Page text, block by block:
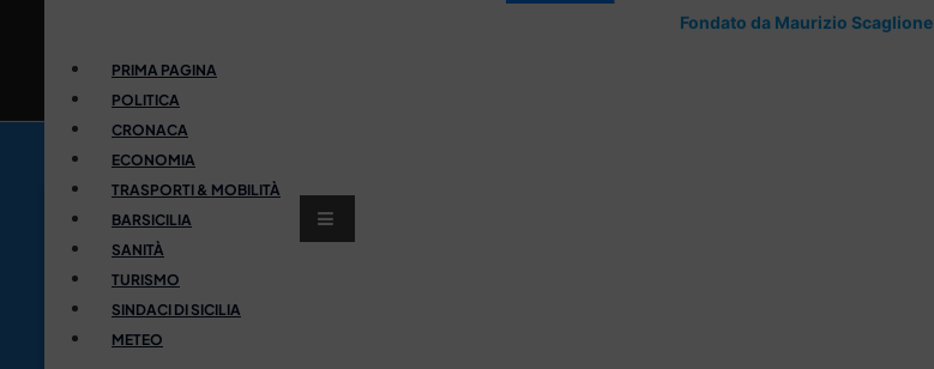
Fondato da Maurizio Scaglione
PRIMA PAGINA
POLITICA
CRONACA
ECONOMIA
TRASPORTI & MOBILITÀ
BARSICILIA
SANITÀ
TURISMO
SINDACI DI SICILIA
METEO